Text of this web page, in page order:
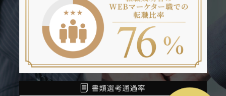
株式会社CARTA COMMUNICATIONS（旧
サイバーコミュニケーションズ）
株式会社2コネクト
株式会社フルスピード
株式会社キュービック